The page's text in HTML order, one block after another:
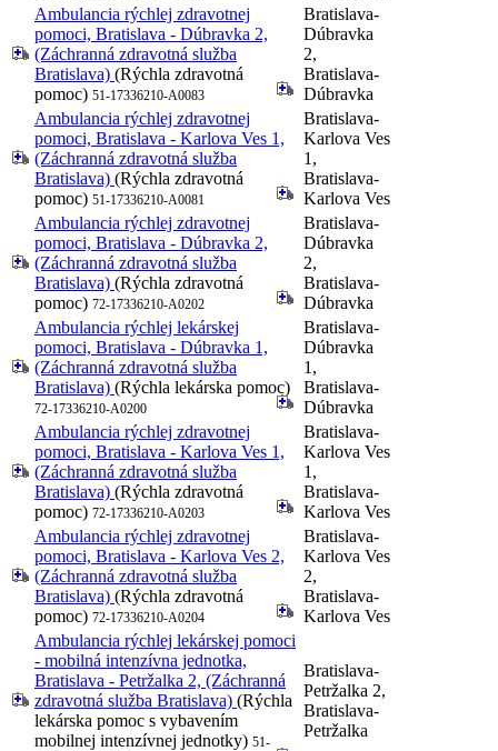
Ambulancia rýchlej zdravotnej
pomoci, Bratislava - Dúbravka 2,
(Záchranná zdravotná služba
Bratislava) (Rýchla zdravotná
pomoc) 51-17336210-A0083
Bratislava-
Dúbravka
2,
Bratislava-
Dúbravka
Ambulancia rýchlej zdravotnej
pomoci, Bratislava - Karlova Ves 1,
(Záchranná zdravotná služba
Bratislava) (Rýchla zdravotná
pomoc) 51-17336210-A0081
Bratislava-
Karlova Ves
1,
Bratislava-
Karlova Ves
Ambulancia rýchlej zdravotnej
pomoci, Bratislava - Dúbravka 2,
(Záchranná zdravotná služba
Bratislava) (Rýchla zdravotná
pomoc) 72-17336210-A0202
Bratislava-
Dúbravka
2,
Bratislava-
Dúbravka
Ambulancia rýchlej lekárskej
pomoci, Bratislava - Dúbravka 1,
(Záchranná zdravotná služba
Bratislava) (Rýchla lekárska pomoc)
72-17336210-A0200
Bratislava-
Dúbravka
1,
Bratislava-
Dúbravka
Ambulancia rýchlej zdravotnej
pomoci, Bratislava - Karlova Ves 1,
(Záchranná zdravotná služba
Bratislava) (Rýchla zdravotná
pomoc) 72-17336210-A0203
Bratislava-
Karlova Ves
1,
Bratislava-
Karlova Ves
Ambulancia rýchlej zdravotnej
pomoci, Bratislava - Karlova Ves 2,
(Záchranná zdravotná služba
Bratislava) (Rýchla zdravotná
pomoc) 72-17336210-A0204
Bratislava-
Karlova Ves
2,
Bratislava-
Karlova Ves
Ambulancia rýchlej lekárskej pomoci
- mobilná intenzívna jednotka,
Bratislava - Petržalka 2, (Záchranná
zdravotná služba Bratislava) (Rýchla
lekárska pomoc s vybavením
mobilnej intenzívnej jednotky) 51-
Bratislava-
Petržalka 2,
Bratislava-
Petržalka